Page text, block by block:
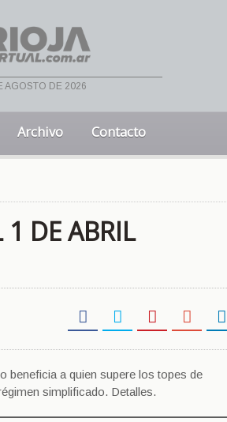
agosto de 2026
Archivo Contacto
DE ABRIL
beneficia a quien supere los topes de
simplificado. Detalles.